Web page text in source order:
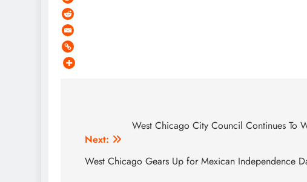
navigationWest Chicago City Council Continues To
Next:
West Chicago Gears Up for Mexican Independence